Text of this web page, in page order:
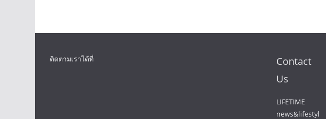
ติดตามเราได้ที่
Contact
Us
LIFETIME
news&lifestyl